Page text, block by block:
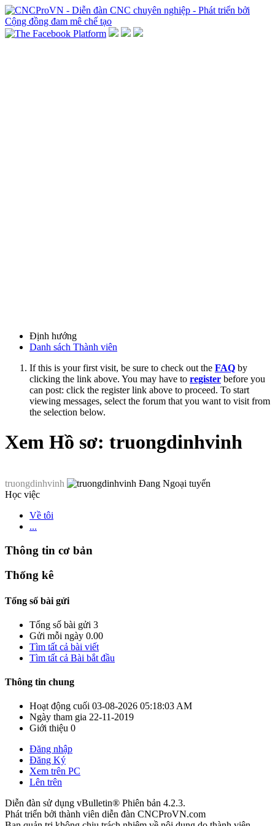
Định hướng
Danh sách Thành viên
If this is your first visit, be sure to check out the FAQ by
clicking the link above. You may have to register before you
can post: click the register link above to proceed. To start
viewing messages, select the forum that you want to visit from
the selection below.
Xem Hồ sơ: truongdinhvinh
truongdinhvinh
Học việc
Về tôi
...
Thông tin cơ bản
Thống kê
Tổng số bài gửi
Tổng số bài gửi 3
Gửi mỗi ngày 0.00
Tìm tất cả bài viết
Tìm tất cả Bài bắt đầu
Thông tin chung
Hoạt động cuối 03-08-2026 05:18:03 AM
Ngày tham gia 22-11-2019
Giới thiệu 0
Đăng nhập
Đăng Ký
Xem trên PC
Lên trên
Diễn đàn sử dụng vBulletin® Phiên bản 4.2.3.
Phát triển bởi thành viên diễn đàn CNCProVN.com